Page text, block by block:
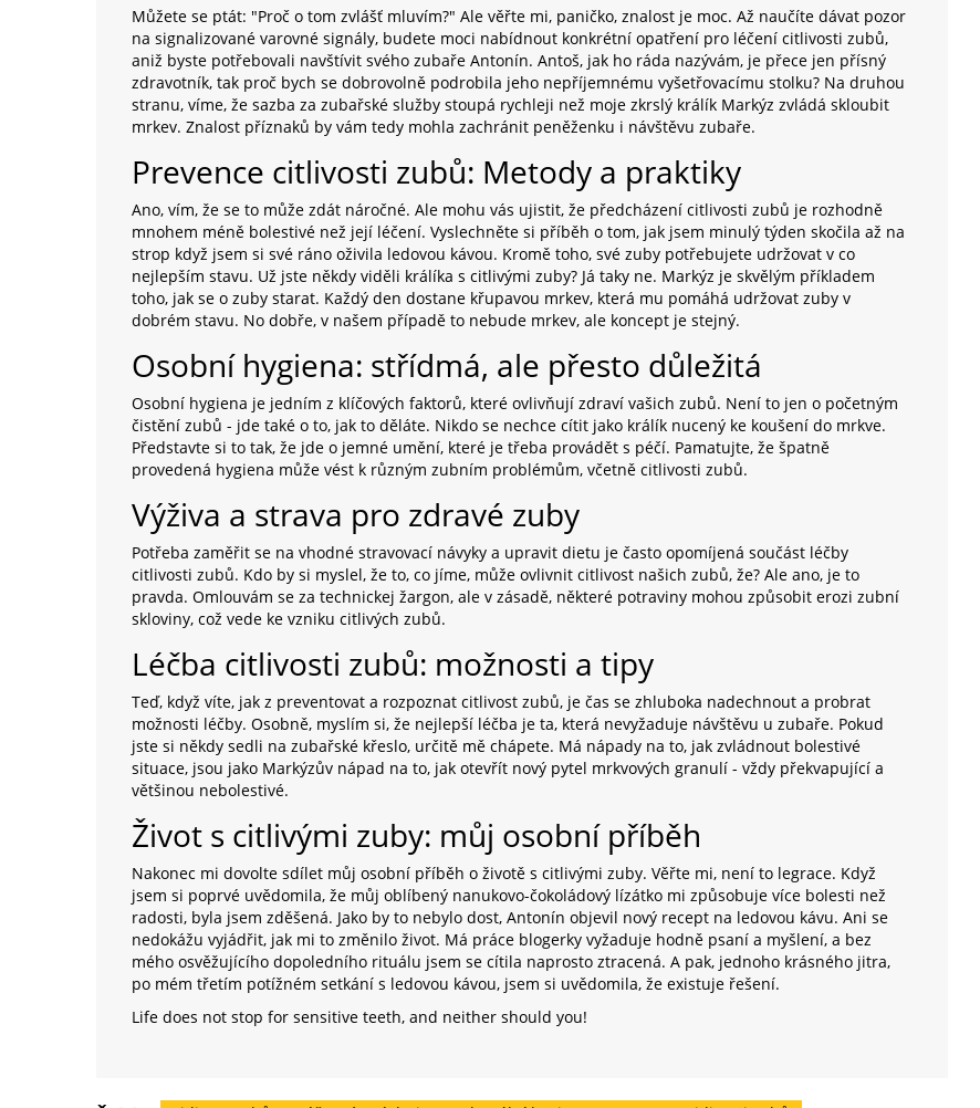
Můžete se ptát: "Proč o tom zvlášť mluvím?" Ale věřte mi, paničko, znalost je moc. Až naučíte dávat pozor
na signalizované varovné signály, budete moci nabídnout konkrétní opatření pro léčení citlivosti zubů,
aniž byste potřebovali navštívit svého zubaře Antonín. Antoš, jak ho ráda nazývám, je přece jen přísný
zdravotník, tak proč bych se dobrovolně podrobila jeho nepříjemnému vyšetřovacímu stolku? Na druhou
stranu, víme, že sazba za zubařské služby stoupá rychleji než moje zkrslý králík Markýz zvládá skloubit
mrkev. Znalost příznaků by vám tedy mohla zachránit peněženku i návštěvu zubaře.
Prevence citlivosti zubů: Metody a praktiky
Ano, vím, že se to může zdát náročné. Ale mohu vás ujistit, že předcházení citlivosti zubů je rozhodně
mnohem méně bolestivé než její léčení. Vyslechněte si příběh o tom, jak jsem minulý týden skočila až na
strop když jsem si své ráno oživila ledovou kávou. Kromě toho, své zuby potřebujete udržovat v co
nejlepším stavu. Už jste někdy viděli králíka s citlivými zuby? Já taky ne. Markýz je skvělým příkladem
toho, jak se o zuby starat. Každý den dostane křupavou mrkev, která mu pomáhá udržovat zuby v
dobrém stavu. No dobře, v našem případě to nebude mrkev, ale koncept je stejný.
Osobní hygiena: střídmá, ale přesto důležitá
Osobní hygiena je jedním z klíčových faktorů, které ovlivňují zdraví vašich zubů. Není to jen o početným
čistění zubů - jde také o to, jak to děláte. Nikdo se nechce cítit jako králík nucený ke koušení do mrkve.
Představte si to tak, že jde o jemné umění, které je třeba provádět s péčí. Pamatujte, že špatně
provedená hygiena může vést k různým zubním problémům, včetně citlivosti zubů.
Výživa a strava pro zdravé zuby
Potřeba zaměřit se na vhodné stravovací návyky a upravit dietu je často opomíjená součást léčby
citlivosti zubů. Kdo by si myslel, že to, co jíme, může ovlivnit citlivost našich zubů, že? Ale ano, je to
pravda. Omlouvám se za technickej žargon, ale v zásadě, některé potraviny mohou způsobit erozi zubní
skloviny, což vede ke vzniku citlivých zubů.
Léčba citlivosti zubů: možnosti a tipy
Teď, když víte, jak z preventovat a rozpoznat citlivost zubů, je čas se zhluboka nadechnout a probrat
možnosti léčby. Osobně, myslím si, že nejlepší léčba je ta, která nevyžaduje návštěvu u zubaře. Pokud
jste si někdy sedli na zubařské křeslo, určitě mě chápete. Má nápady na to, jak zvládnout bolestivé
situace, jsou jako Markýzův nápad na to, jak otevřít nový pytel mrkvových granulí - vždy překvapující a
většinou nebolestivé.
Život s citlivými zuby: můj osobní příběh
Nakonec mi dovolte sdílet můj osobní příběh o životě s citlivými zuby. Věřte mi, není to legrace. Když
jsem si poprvé uvědomila, že můj oblíbený nanukovo-čokoládový lízátko mi způsobuje více bolesti než
radosti, byla jsem zděšená. Jako by to nebylo dost, Antonín objevil nový recept na ledovou kávu. Ani se
nedokážu vyjádřit, jak mi to změnilo život. Má práce blogerky vyžaduje hodně psaní a myšlení, a bez
mého osvěžujícího dopoledního rituálu jsem se cítila naprosto ztracená. A pak, jednoho krásného jitra,
po mém třetím potížném setkání s ledovou kávou, jsem si uvědomila, že existuje řešení.
Life does not stop for sensitive teeth, and neither should you!